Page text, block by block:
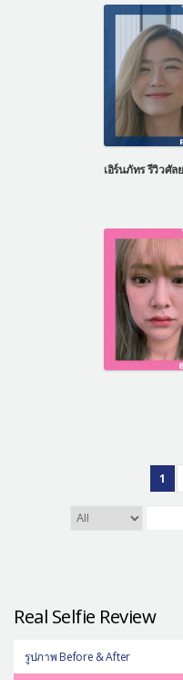
1
Real Selfie Review
รูปภาพ Before & After